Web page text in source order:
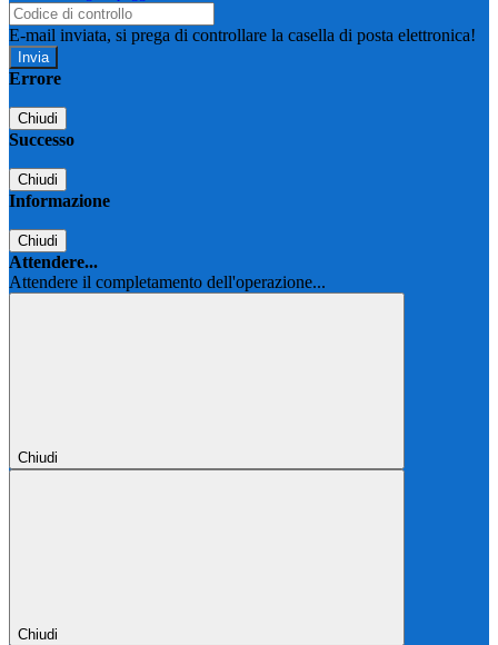
E-mail inviata, si prega di controllare la casella di posta elettronica!
Errore
Chiudi
Successo
Chiudi
Informazione
Chiudi
Attendere...
Attendere il completamento dell'operazione...
Chiudi
Chiudi